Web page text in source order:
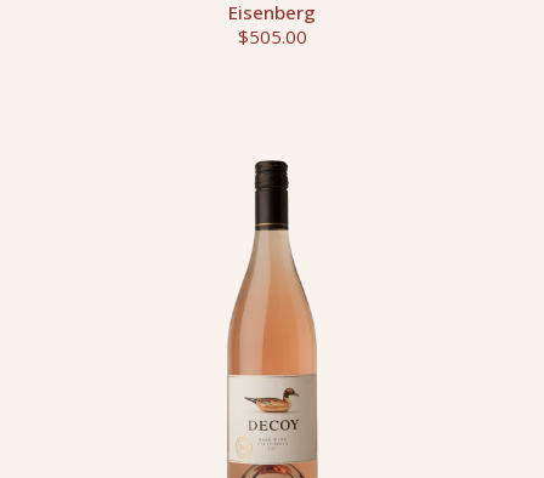
Eisenberg
$505.00